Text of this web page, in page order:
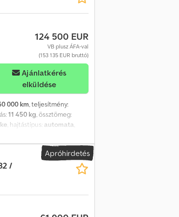
Palfinger PK 18.001L
Méretek belül
sebességváltó
Az autót Mercedes
Műszaki és vizuális
124 500 EUR
VB plusz ÁFA-val
(153 135 EUR bruttó)
Ajánlatkérés
elküldése
000 km, teljesítmény:
11 450 kg , össztömeg:
, hajtástípus: automata
Benz Actros 2545 MP5 /
60 ezer km Műszaki adatok
űrtartalma 12809 ccm
Palfinger PK 18.001L
Méretek belül
sebességváltó
Az autót Mercedes
Apróhirdetés
/